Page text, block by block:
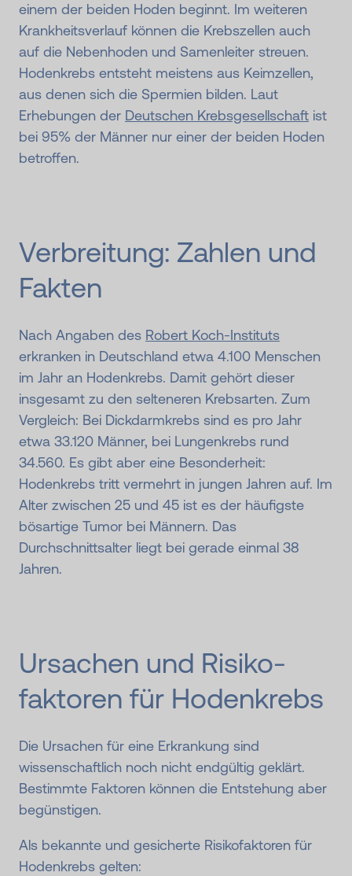
einem der beiden Hoden beginnt. Im weiteren
Krankheitsverlauf können die Krebszellen auch
auf die Nebenhoden und Samenleiter streuen.
Hodenkrebs entsteht meistens aus Keimzellen,
aus denen sich die Spermien bilden. Laut
Erhebungen der Deutschen Krebsgesellschaft ist
bei 95% der Männer nur einer der beiden Hoden
betroffen.
Verbreitung: Zahlen und
Fakten
Nach Angaben des Robert Koch-Instituts
erkranken in Deutschland etwa 4.100 Menschen
im Jahr an Hodenkrebs. Damit gehört dieser
insgesamt zu den selteneren Krebsarten. Zum
Vergleich: Bei Dickdarmkrebs sind es pro Jahr
etwa 33.120 Männer, bei Lungenkrebs rund
34.560. Es gibt aber eine Besonderheit:
Hodenkrebs tritt vermehrt in jungen Jahren auf. Im
Alter zwischen 25 und 45 ist es der häufigste
bösartige Tumor bei Männern. Das
Durchschnittsalter liegt bei gerade einmal 38
Jahren.
Ursachen und Risiko­
faktoren für Hodenkrebs
Die Ursachen für eine Erkrankung sind
wissenschaftlich noch nicht endgültig geklärt.
Bestimmte Faktoren können die Entstehung aber
begünstigen.
Als bekannte und gesicherte Risikofaktoren für
Hodenkrebs gelten: